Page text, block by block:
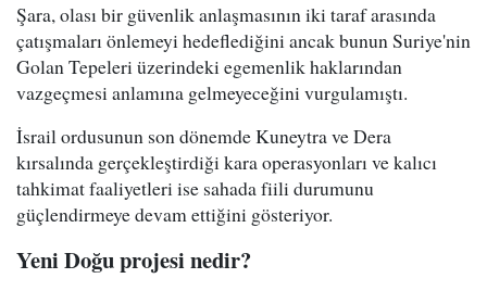
Şara, olası bir güvenlik anlaşmasının iki taraf arasında
çatışmaları önlemeyi hedeflediğini ancak bunun Suriye'nin
Golan Tepeleri üzerindeki egemenlik haklarından
vazgeçmesi anlamına gelmeyeceğini vurgulamıştı.
İsrail ordusunun son dönemde Kuneytra ve Dera
kırsalında gerçekleştirdiği kara operasyonları ve kalıcı
tahkimat faaliyetleri ise sahada fiili durumunu
güçlendirmeye devam ettiğini gösteriyor.
Yeni Doğu projesi nedir?